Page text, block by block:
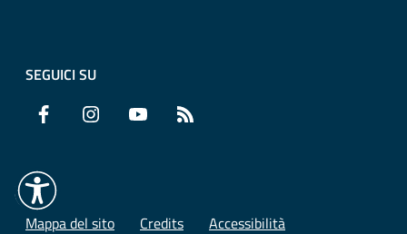
SEGUICI SU
Facebook Instagram YouTube
Mappa del sito Credits Accessibilità